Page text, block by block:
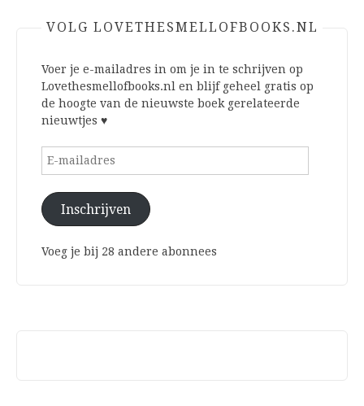
VOLG LOVETHESMELLOFBOOKS.NL
Voer je e-mailadres in om je in te schrijven op
Lovethesmellofbooks.nl en blijf geheel gratis op
de hoogte van de nieuwste boek gerelateerde
nieuwtjes ♥
E-
Inschrijven
Voeg je bij 28 andere abonnees